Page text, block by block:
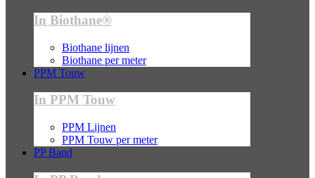
In Biothane®
Biothane lijnen
Biothane per meter
PPM Touw
In PPM Touw
PPM Lijnen
PPM Touw per meter
PP Band